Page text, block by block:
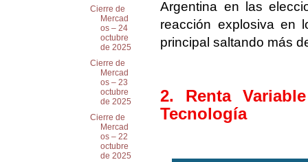
Argentina en las
reacción explosiva en
principal saltando más
2. Renta
Tecnología
Cierre de
Mercad
os – 24
octubre
de 2025
Cierre de
Mercad
os – 23
octubre
de 2025
Cierre de
Mercad
os – 22
octubre
de 2025